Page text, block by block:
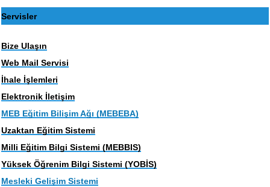
Servisler
Bize Ulaşın
Web Mail Servisi
İhale İşlemleri
Elektronik İletişim
MEB Eğitim Bilişim Ağı (MEBEBA)
Uzaktan Eğitim Sistemi
Milli Eğitim Bilgi Sistemi (MEBBIS)
Yüksek Öğrenim Bilgi Sistemi (YOBİS)
Mesleki Gelişim Sistemi